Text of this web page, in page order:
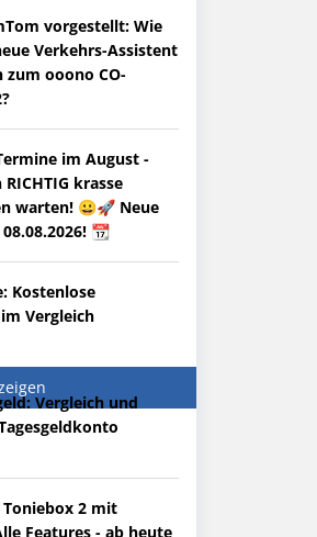
vorgestellt: Wie
Verkehrs-Assistent
zum ooono CO-
im August -
krasse
warten! 😀🚀 Neue
📆
Kostenlose
Vergleich
Vergleich und
Toniebox 2 mit
Features - ab heute